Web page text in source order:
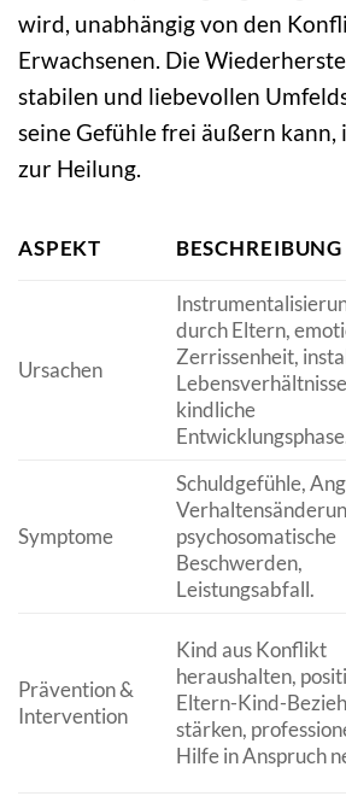
wird, unabhängig von den
Erwachsenen. Die
stabilen und liebevollen
seine Gefühle frei äußern kann,
zur Heilung.
ASPEKT BESCHREIBUNG
Ursachen
durch Eltern,
Zerrissenheit,
kindliche
Symptome
Schuldgefühle,
psychosomatische
Beschwerden,
Leistungsabfall.
Prävention &
Intervention
Kind aus Konflikt
heraushalten,
Eltern-Kind-
stärken,
Hilfe in Anspruch